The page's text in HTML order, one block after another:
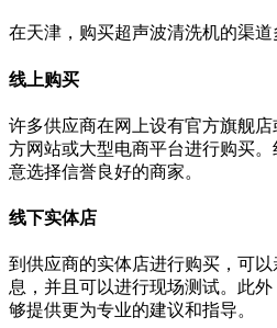
在天津，购买超声波清洗机的渠道
线上购买
许多供应商在网上设有官方旗舰
方网站或大型电商平台进行购买
意选择信誉良好的商家。
线下实体店
到供应商的实体店进行购买，可
息，并且可以进行现场测试。此
够提供更为专业的建议和指导。